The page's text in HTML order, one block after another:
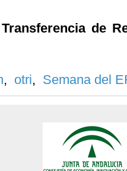
de
, otri, Semana del